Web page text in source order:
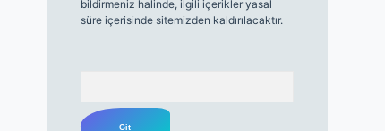
bildirmeniz halinde, ilgili içerikler yasal
süre içerisinde sitemizden kaldırılacaktır.